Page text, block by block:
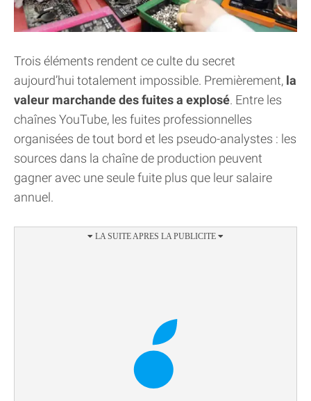
Trois éléments rendent ce culte du secret
aujourd’hui totalement impossible. Premièrement, la
valeur marchande des fuites a explosé. Entre les
chaînes YouTube, les fuites professionnelles
organisées de tout bord et les pseudo-analystes : les
sources dans la chaîne de production peuvent
gagner avec une seule fuite plus que leur salaire
annuel.